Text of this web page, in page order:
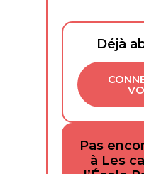
Déjà
Pas
à Les